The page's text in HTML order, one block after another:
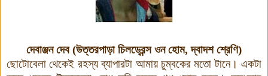
দেবাঞ্জন দেব (উত্তরপাড়া চিলড্রেন্স ওন হোম, দ্বাদশ শ্রেণি)
ছোটোবেলা থেকেই রহস্য ব্যাপারটা আমায় চুম্বকের মতো টানে। একটা